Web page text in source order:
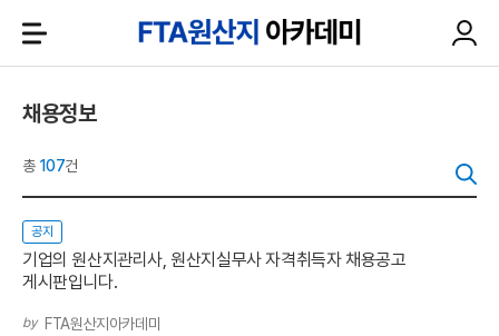
채용정보
총 107건
공지
기업의 원산지관리사, 원산지실무사 자격취득자 채용공고
게시판입니다.
by FTA원산지아카데미